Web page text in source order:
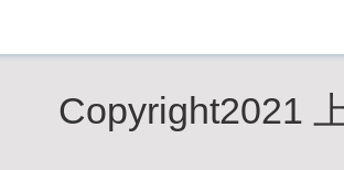
Copyright2021